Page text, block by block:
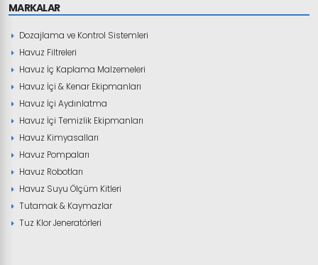
MARKALAR
Dozajlama ve Kontrol Sistemleri
Havuz Filtreleri
Havuz İç Kaplama Malzemeleri
Havuz İçi & Kenar Ekipmanları
Havuz İçi Aydınlatma
Havuz İçi Temizlik Ekipmanları
Havuz Kimyasalları
Havuz Pompaları
Havuz Robotları
Havuz Suyu Ölçüm Kitleri
Tutamak & Kaymazlar
Tuz Klor Jeneratörleri